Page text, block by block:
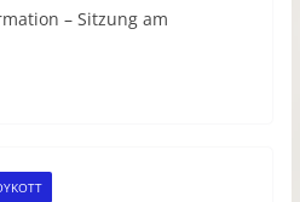
– Sitzung am